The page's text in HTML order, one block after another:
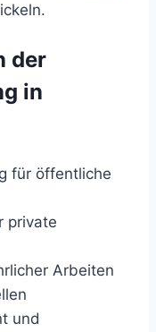
der
in
für öffentliche
private
Arbeiten
und